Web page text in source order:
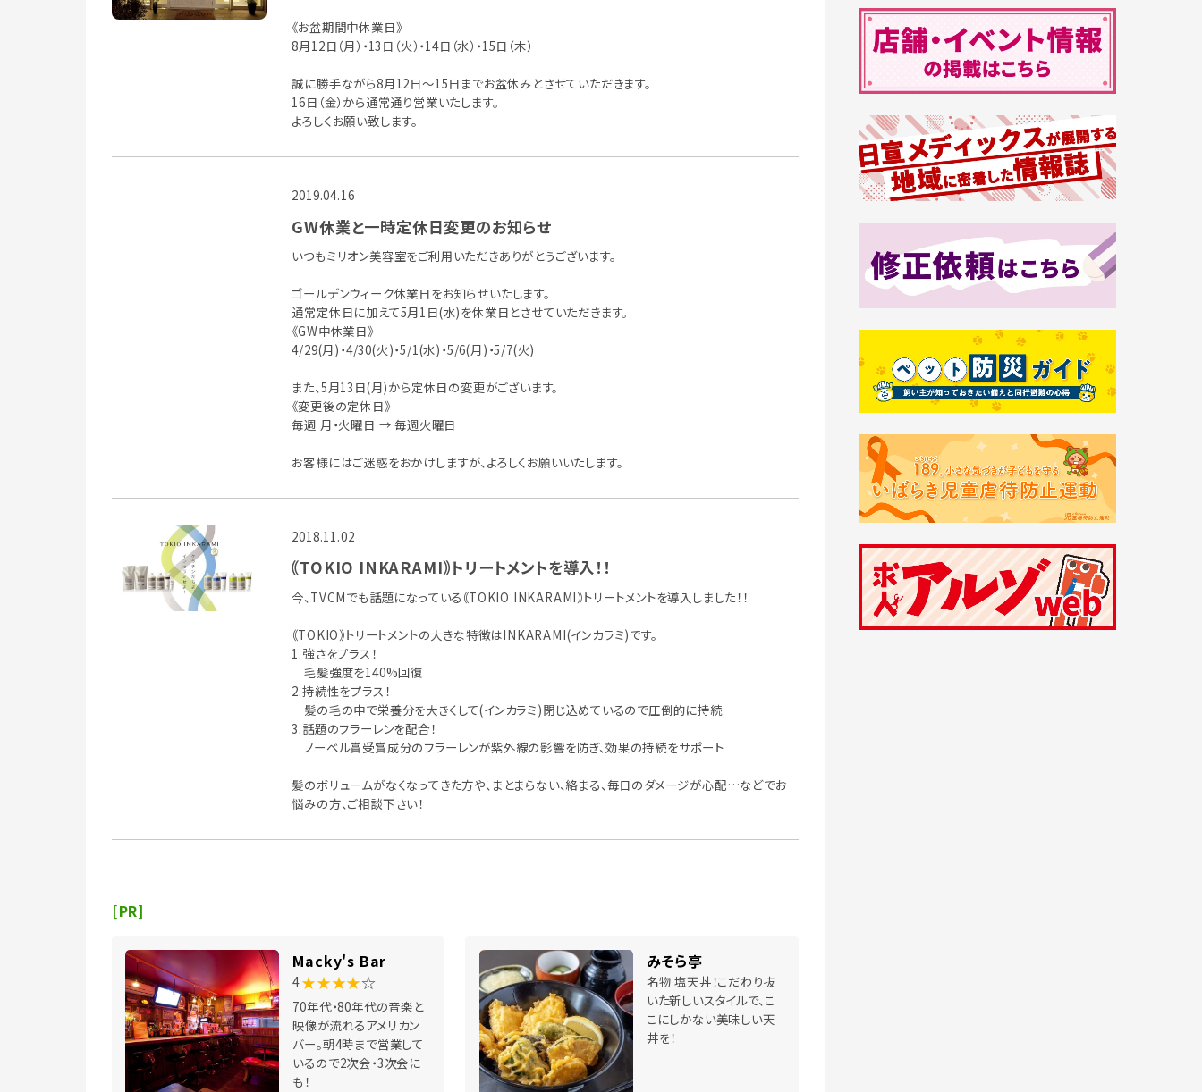
《お盆期間中休業日》
8月12日（月）・13日（火）・14日（水）・15日（木）
誠に勝手ながら8月12日～15日までお盆休みとさせていただきます。
16日（金）から通常通り営業いたします。
よろしくお願い致します。
2019.04.16
GW休業と一時定休日変更のお知らせ
いつもミリオン美容室をご利用いただきありがとうございます。
ゴールデンウィーク休業日をお知らせいたします。
通常定休日に加えて5月1日(水)を休業日とさせていただきます。
《GW中休業日》
4/29(月)・4/30(火)・5/1(水)・5/6(月)・5/7(火)
また、5月13日(月)から定休日の変更がございます。
《変更後の定休日》
毎週 月・火曜日 → 毎週火曜日
お客様にはご迷惑をおかけしますが、よろしくお願いいたします。
2018.11.02
｟TOKIO INKARAMI｠トリートメントを導入！！
今、TVCMでも話題になっている｟TOKIO INKARAMI｠トリートメントを導入しました！！
｟TOKIO｠トリートメントの大きな特徴はINKARAMI(インカラミ)です。
1.強さをプラス！
毛髪強度を140%回復
2.持続性をプラス！
髪の毛の中で栄養分を大きくして(インカラミ)閉じ込めているので圧倒的に持続
3.話題のフラーレンを配合！
ノーベル賞受賞成分のフラーレンが紫外線の影響を防ぎ、効果の持続をサポート
髪のボリュームがなくなってきた方や、まとまらない、絡まる、毎日のダメージが心配…などでお
悩みの方、ご相談下さい！
[PR]
Macky's Bar
4★★★★☆
70年代・80年代の音楽と
映像が流れるアメリカン
バー。朝4時まで営業して
いるので2次会・3次会に
も！
みそら亭
名物 塩天丼！こだわり抜
いた新しいスタイルで、こ
こにしかない美味しい天
丼を！